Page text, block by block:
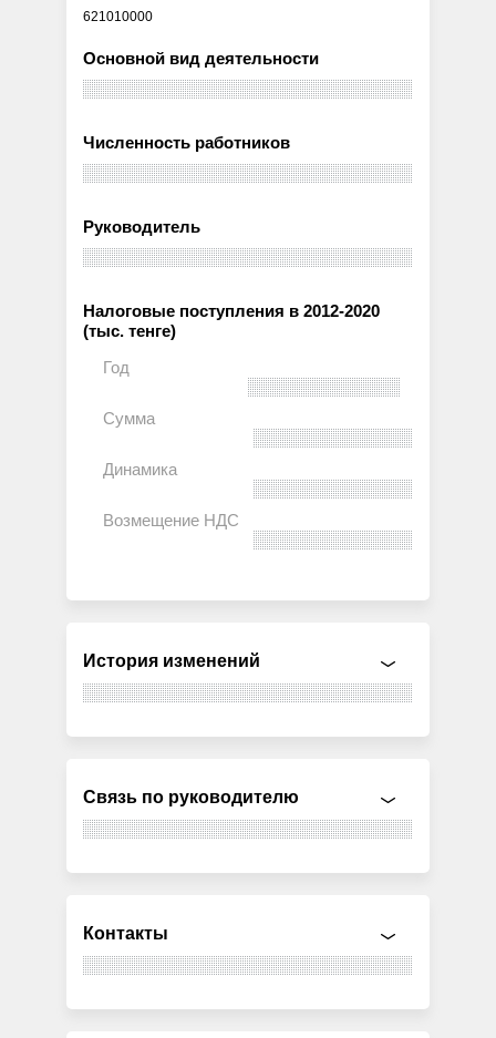
621010000
Основной вид деятельности
Численность работников
Руководитель
Налоговые поступления в 2012-2020
(тыс. тенге)
История изменений
Связь по руководителю
Контакты